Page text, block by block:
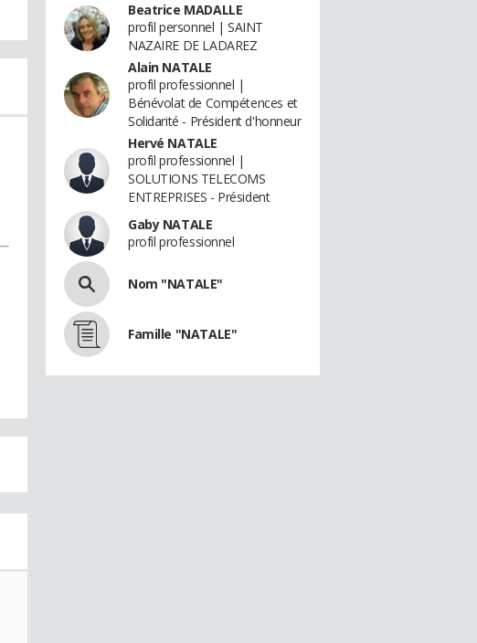
Beatrice MADALLE
profil personnel | SAINT
NAZAIRE DE LADAREZ
Alain NATALE
profil professionnel |
Bénévolat de Compétences et
Solidarité - Président d'honneur
Hervé NATALE
profil professionnel |
SOLUTIONS TELECOMS
ENTREPRISES - Président
Gaby NATALE
profil professionnel
Nom "NATALE"
Famille "NATALE"